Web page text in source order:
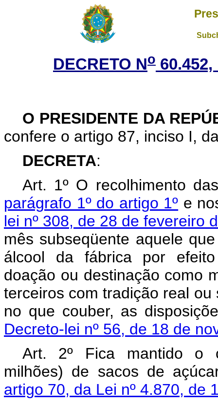
DECRETO No
O PRESIDENTE DA
confere o artigo 87, inciso I,
DECRETA:
Art. 1º O recolhimento
parágrafo 1º do artigo 1º e
lei nº 308, de 28 de fevereiro
mês subseqüente aquele
álcool da fábrica por
doação ou destinação como
terceiros com tradição real
no que couber, as
Decreto-lei nº 56, de 18 de
Art. 2º Fica mantido o
milhões) de sacos de
artigo 70, da Lei nº 4.870, de